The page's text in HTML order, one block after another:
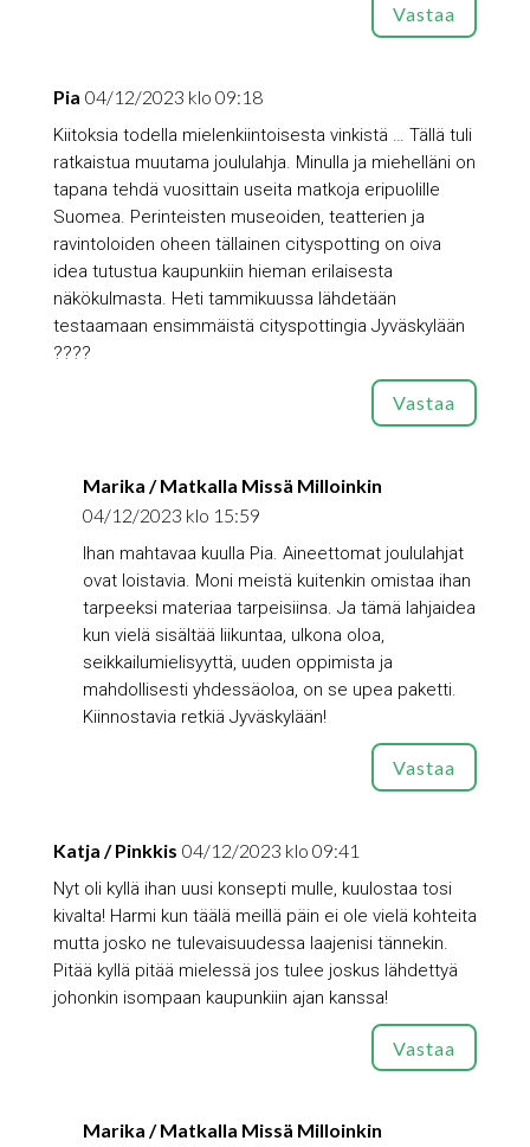
Vastaa
Pia 04/12/2023 klo 09:18
Kiitoksia todella mielenkiintoisesta vinkistä … Tällä tuli
ratkaistua muutama joululahja. Minulla ja miehelläni on
tapana tehdä vuosittain useita matkoja eripuolille
Suomea. Perinteisten museoiden, teatterien ja
ravintoloiden oheen tällainen cityspotting on oiva
idea tutustua kaupunkiin hieman erilaisesta
näkökulmasta. Heti tammikuussa lähdetään
testaamaan ensimmäistä cityspottingia Jyväskylään
????
Vastaa
Marika / Matkalla Missä Milloinkin
04/12/2023 klo 15:59
Ihan mahtavaa kuulla Pia. Aineettomat joululahjat
ovat loistavia. Moni meistä kuitenkin omistaa ihan
tarpeeksi materiaa tarpeisiinsa. Ja tämä lahjaidea
kun vielä sisältää liikuntaa, ulkona oloa,
seikkailumielisyyttä, uuden oppimista ja
mahdollisesti yhdessäoloa, on se upea paketti.
Kiinnostavia retkiä Jyväskylään!
Vastaa
Katja / Pinkkis 04/12/2023 klo 09:41
Nyt oli kyllä ihan uusi konsepti mulle, kuulostaa tosi
kivalta! Harmi kun täälä meillä päin ei ole vielä kohteita
mutta josko ne tulevaisuudessa laajenisi tännekin.
Pitää kyllä pitää mielessä jos tulee joskus lähdettyä
johonkin isompaan kaupunkiin ajan kanssa!
Vastaa
Marika / Matkalla Missä Milloinkin